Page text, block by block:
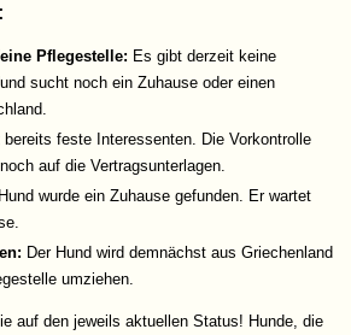
Pflegestelle: Es gibt derzeit keine
sucht noch ein Zuhause oder einen
bereits feste Interessenten. Die Vorkontrolle
auf die Vertragsunterlagen.
wurde ein Zuhause gefunden. Er wartet
Der Hund wird demnächst aus Griechenland
umziehen.
auf den jeweils aktuellen Status! Hunde, die